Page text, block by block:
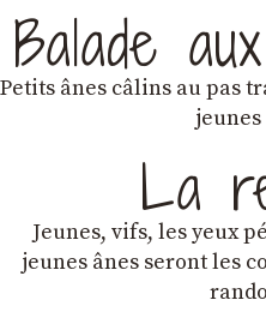
Balade
Petits ânes câlins au pas
La
Jeunes, vifs, les yeux
jeunes ânes seront les